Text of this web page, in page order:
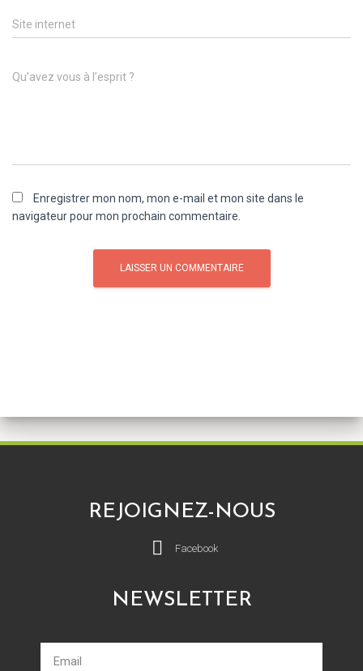
Site internet
Qu’avez vous à l’esprit ?
Enregistrer mon nom, mon e-mail et mon site dans le
navigateur pour mon prochain commentaire.
REJOIGNEZ-NOUS
Facebook
NEWSLETTER